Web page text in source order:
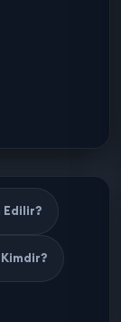
Edilir?